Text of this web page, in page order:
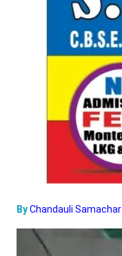
ByChandauli Samachar